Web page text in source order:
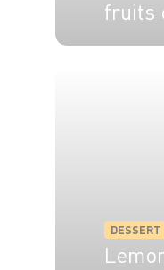
fruits
DESSERT